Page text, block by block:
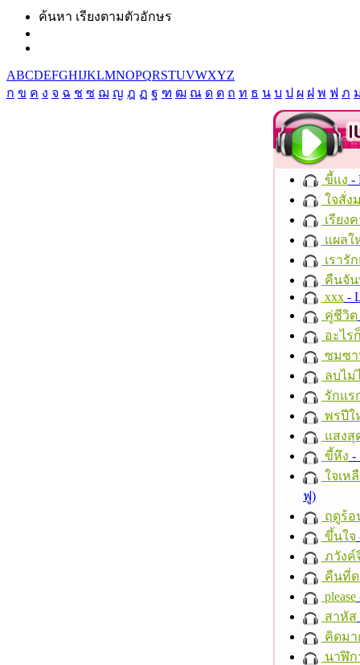
ค้นหา เรียงตามตัวอักษร
ABCDEFGHIJKLMNOPQRSTUVWXYZ
ก ข ค ง จ ฉ ช ซ ฌ ญ ฎ ฏ ฐ ฑ ฒ ณ ด ต ถ ท ธ น บ ป ผ ฝ พ ฟ ภ
ขี้แง -
ใจสั่ง
เรียง
แผลใ
เรารั
คืนจั
xxx -
คู่ชีวิต
อะไร
ซมซ
ลบไม่
รักแร
พรปีใ
แสงสุ
ขี้หึง -
ใจเห
ฟู)
ฤดูร้อ
ขึ้นใจ
ภวังค์
คืนที่ด
please
สาหัส
คิดมา
นาฬิก